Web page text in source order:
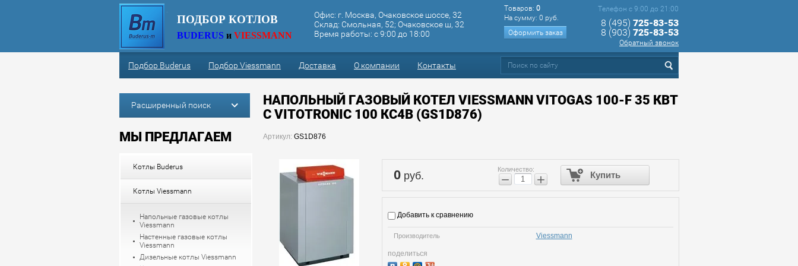
ПОДБОР КОТЛОВ
BUDERUS и VIESSMANN
Офис: г. Москва, Очаковское шоссе, 32
Склад: Смольная, 52; Очаковское ш, 32
Время работы: с 9:00 до 18:00
Товаров: 0
На сумму: 0 руб.
Оформить заказ
Телефон с 9:00 до 21:00
8 (495) 725-83-53
8 (903) 725-83-53
Обратный звонок
Подбор Buderus Подбор Viessmann Доставка О компании Контакты
Расширенный поиск
МЫ ПРЕДЛАГАЕМ
Котлы Buderus
Котлы Viessmann
Напольные газовые котлы
Viessmann
Настенные газовые котлы
Viessmann
Дизельные котлы Viessmann
НАПОЛЬНЫЙ ГАЗОВЫЙ КОТЕЛ VIESSMANN VITOGAS 100-F 35 КВТ
С VITOTRONIC 100 КС4В (GS1D876)
Артикул: GS1D876
0руб.
Количество:
− + Купить
Добавить к сравнению
Производитель Viessmann
поделиться